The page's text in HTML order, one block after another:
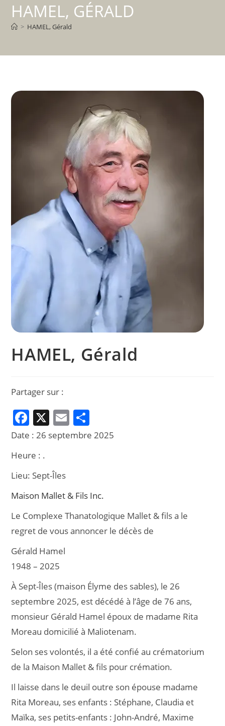
HAMEL, GÉRALD
> HAMEL, Gérald
HAMEL, Gérald
Partager sur :
F
a
c
e
b
o
o
k
X E
m ar
Date :26 septembre 2025
Heure : .
Lieu: Sept-Îles
Maison Mallet & Fils Inc.
Le Complexe Thanatologique Mallet & fils a le
regret de vous annoncer le décès de
Gérald Hamel
1948 – 2025
À Sept-Îles (maison Élyme des sables), le 26
septembre 2025, est décédé à l’âge de 76 ans,
monsieur Gérald Hamel époux de madame Rita
Moreau domicilié à Maliotenam.
Selon ses volontés, il a été confié au crématorium
de la Maison Mallet & fils pour crémation.
Il laisse dans le deuil outre son épouse madame
Rita Moreau, ses enfants : Stéphane, Claudia et
Maïka, ses petits-enfants : John-André, Maxime